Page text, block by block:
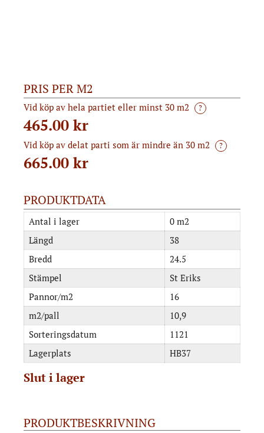
PRIS PER M2
Vid köp av hela partiet eller minst 30 m2 ?
465.00 kr
Vid köp av delat parti som är mindre än 30 m2 ?
665.00 kr
PRODUKTDATA
Antal i lager
0 m2
Längd
38
Bredd
24.5
Stämpel
St Eriks
Pannor/m2
16
m2/pall
10,9
Sorteringsdatum
1121
Lagerplats
HB37
Slut i lager
PRODUKTBESKRIVNING